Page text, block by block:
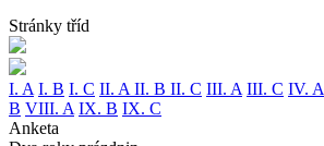
Stránky tříd
I. A I. B I. C II. A II. B II. C III. A III. C IV. A
B VIII. A IX. B IX. C
Anketa